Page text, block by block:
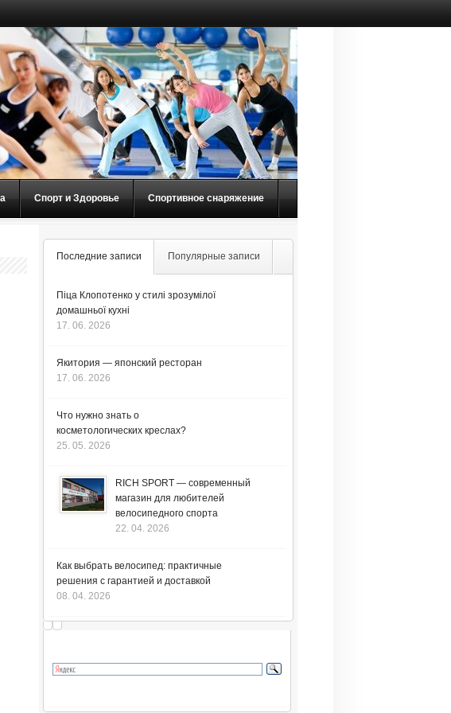
Спорт и Здоровье Спортивное снаряжение
Последние записи Популярные записи
Піца Клопотенко у стилі зрозумілої
домашньої кухні
17. 06. 2026
Якитория — японский ресторан
17. 06. 2026
Что нужно знать о
косметологических креслах?
25. 05. 2026
RICH SPORT — современный
магазин для любителей
велосипедного спорта
22. 04. 2026
Как выбрать велосипед: практичные
решения с гарантией и доставкой
08. 04. 2026